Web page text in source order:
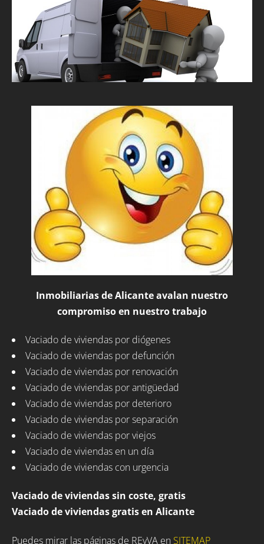
Inmobiliarias de Alicante avalan nuestro
compromiso en nuestro trabajo
Vaciado de viviendas por diógenes
Vaciado de viviendas por defunción
Vaciado de viviendas por renovación
Vaciado de viviendas por antigüedad
Vaciado de viviendas por deterioro
Vaciado de viviendas por separación
Vaciado de viviendas por viejos
Vaciado de viviendas en un día
Vaciado de viviendas con urgencia
Vaciado de viviendas sin coste, gratis
Vaciado de viviendas gratis en Alicante
Puedes mirar las páginas de REyVA en SITEMAP